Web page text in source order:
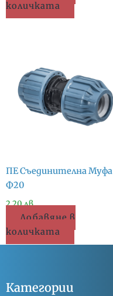
количката
ПЕ Съединителна Муфа
Ф20
2.20лв.
Добавяне в
количката
Категории